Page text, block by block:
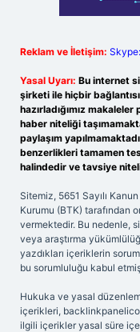
Reklam ve İletişim:
Yasal Uyarı: Bu internet
şirketi ile hiçbir
hazırladığımız
haber niteliği
paylaşım
benzerlikleri tamamen
halindedir ve tavsiye
Sitemiz, 5651 Sayılı
Kurumu (BTK) tarafından
vermektedir. Bu nedenle,
veya araştırma
yazdıkları içeriklerin
bu sorumluluğu kabul etmiş
Hukuka ve yasal
içerikleri,
ilgili içerikler yasal süre